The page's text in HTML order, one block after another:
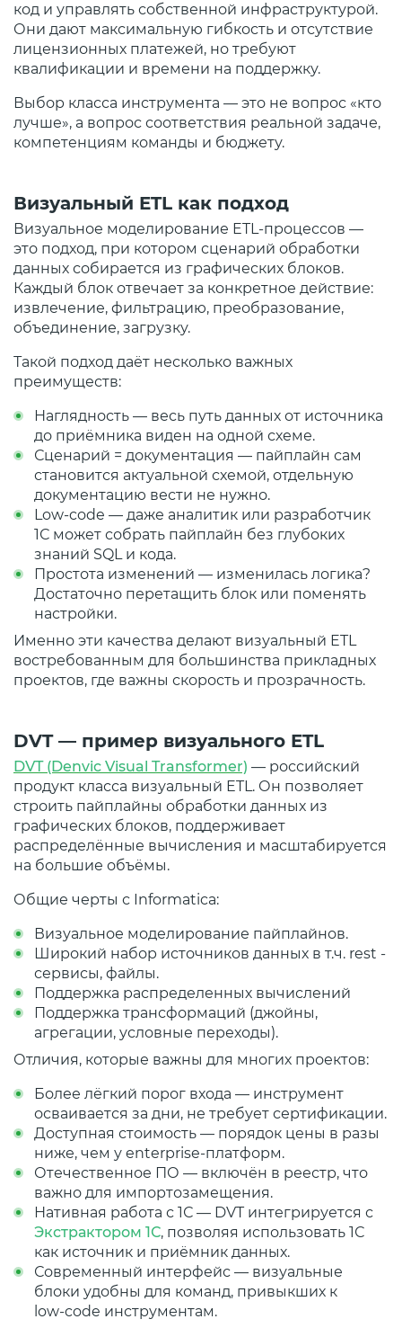
код и управлять собственной инфраструктурой.
Они дают максимальную гибкость и отсутствие
лицензионных платежей, но требуют
квалификации и времени на поддержку.
Выбор класса инструмента — это не вопрос «кто
лучше», а вопрос соответствия реальной задаче,
компетенциям команды и бюджету.
Визуальный ETL как подход
Визуальное моделирование ETL‑процессов —
это подход, при котором сценарий обработки
данных собирается из графических блоков.
Каждый блок отвечает за конкретное действие:
извлечение, фильтрацию, преобразование,
объединение, загрузку.
Такой подход даёт несколько важных
преимуществ:
Наглядность — весь путь данных от источника
до приёмника виден на одной схеме.
Сценарий = документация — пайплайн сам
становится актуальной схемой, отдельную
документацию вести не нужно.
Low‑code — даже аналитик или разработчик
1С может собрать пайплайн без глубоких
знаний SQL и кода.
Простота изменений — изменилась логика?
Достаточно перетащить блок или поменять
настройки.
Именно эти качества делают визуальный ETL
востребованным для большинства прикладных
проектов, где важны скорость и прозрачность.
DVT — пример визуального ETL
DVT (Denvic Visual Transformer) — российский
продукт класса визуальный ETL. Он позволяет
строить пайплайны обработки данных из
графических блоков, поддерживает
распределённые вычисления и масштабируется
на большие объёмы.
Общие черты с Informatica:
Визуальное моделирование пайплайнов.
Широкий набор источников данных в т.ч. rest -
сервисы, файлы.
Поддержка распределенных вычислений
Поддержка трансформаций (джойны,
агрегации, условные переходы).
Отличия, которые важны для многих проектов:
Более лёгкий порог входа — инструмент
осваивается за дни, не требует сертификации.
Доступная стоимость — порядок цены в разы
ниже, чем у enterprise‑платформ.
Отечественное ПО — включён в реестр, что
важно для импортозамещения.
Нативная работа с 1С — DVT интегрируется с
Экстрактором 1С, позволяя использовать 1С
как источник и приёмник данных.
Современный интерфейс — визуальные
блоки удобны для команд, привыкших к
low‑code инструментам.